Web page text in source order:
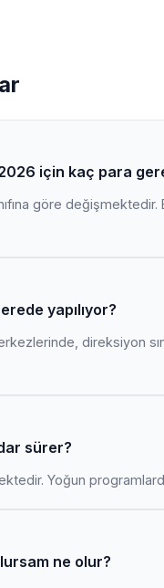
için kaç para
göre
yapılıyor?
direksiyon
sürer?
Yoğun
ne olur?